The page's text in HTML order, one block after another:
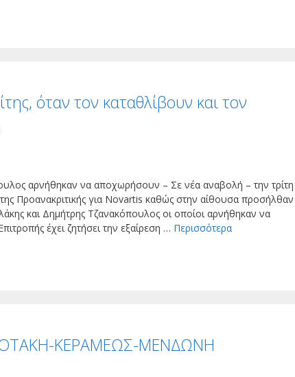
όταν τον καταθλίβουν και τον
αρνήθηκαν να αποχωρήσουν – Σε νέα αναβολή – την τρίτη
Προανακριτικής για Novartis καθώς στην αίθουσα προσήλθαν
και Δημήτρης Τζανακόπουλος οι οποίοι αρνήθηκαν να
έχει ζητήσει την εξαίρεση … Περισσότερα
ΚΕΡΑΜΕΩΣ-ΜΕΝΔΩΝΗ